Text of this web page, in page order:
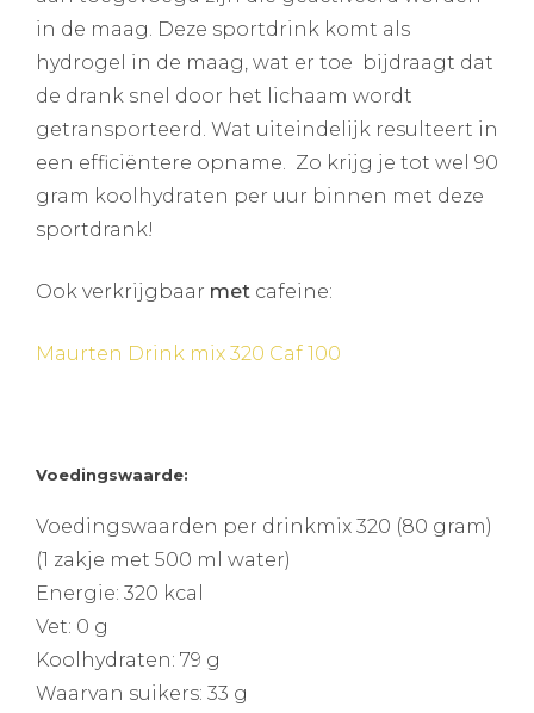
in de maag. Deze sportdrink komt als
hydrogel in de maag, wat er toe bijdraagt dat
de drank snel door het lichaam wordt
getransporteerd. Wat uiteindelijk resulteert in
een efficiëntere opname. Zo krijg je tot wel 90
gram koolhydraten per uur binnen met deze
sportdrank!
Ook verkrijgbaar met cafeine:
Maurten Drink mix 320 Caf 100
Voedingswaarde:
Voedingswaarden per drinkmix 320 (80 gram)
(1 zakje met 500 ml water)
Energie: 320 kcal
Vet: 0 g
Koolhydraten: 79 g
Waarvan suikers: 33 g